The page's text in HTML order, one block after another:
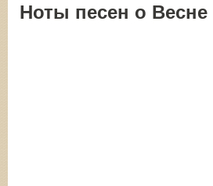
Ноты песен о Весне